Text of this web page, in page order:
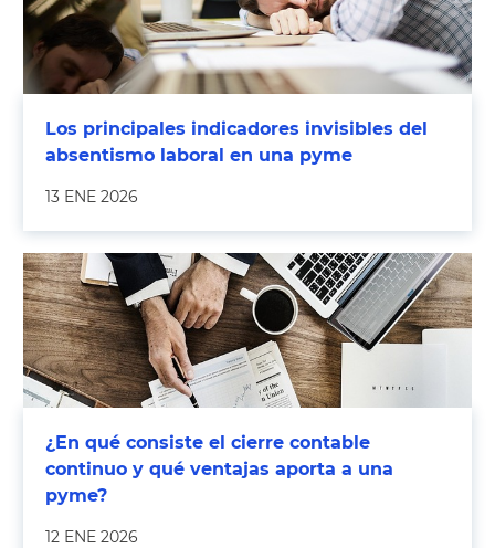
Los principales indicadores invisibles del
absentismo laboral en una pyme
13 ENE 2026
¿En qué consiste el cierre contable
continuo y qué ventajas aporta a una
pyme?
12 ENE 2026